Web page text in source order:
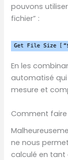
pouvons
fichier” :
En les
automatisé qui
mesure et
Comment
ne nous
calculé en tant